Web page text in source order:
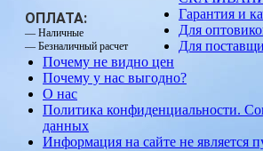
ОПЛАТА:
— Наличные
— Безналичный расчет
Гарантия и
Для
Для
Почему не видно цен
Почему у нас выгодно?
О нас
Политика конфиденциальности.
данных
Информация на сайте не является